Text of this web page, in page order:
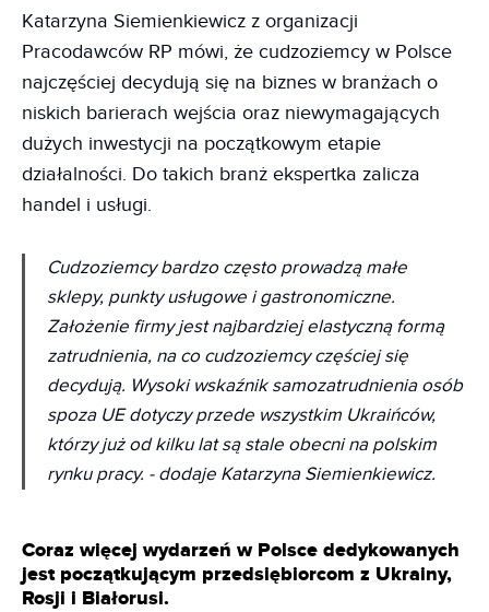
Katarzyna Siemienkiewicz z organizacji
Pracodawców RP mówi, że cudzoziemcy w Polsce
najczęściej decydują się na biznes w branżach o
niskich barierach wejścia oraz niewymagających
dużych inwestycji na początkowym etapie
działalności. Do takich branż ekspertka zalicza
handel i usługi.
Cudzoziemcy bardzo często prowadzą małe
sklepy, punkty usługowe i gastronomiczne.
Założenie firmy jest najbardziej elastyczną formą
zatrudnienia, na co cudzoziemcy częściej się
decydują. Wysoki wskaźnik samozatrudnienia osób
spoza UE dotyczy przede wszystkim Ukraińców,
którzy już od kilku lat są stale obecni na polskim
rynku pracy. - dodaje Katarzyna Siemienkiewicz.
Coraz więcej wydarzeń w Polsce dedykowanych
jest początkującym przedsiębiorcom z Ukrainy,
Rosji i Białorusi.